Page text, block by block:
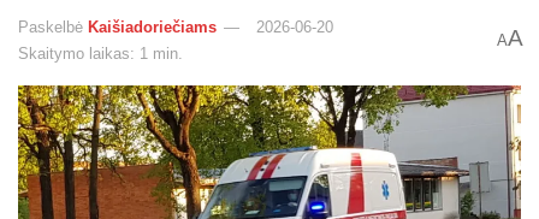
Paskelbė Kaišiadoriečiams
2026-06-20
Skaitymo laikas: 1 min.
AA